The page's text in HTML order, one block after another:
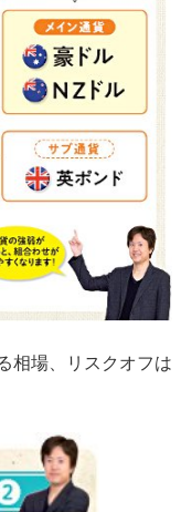
相場、リスクオフは